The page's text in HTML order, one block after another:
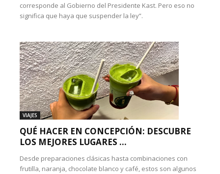
corresponde al Gobierno del Presidente Kast. Pero eso no
significa que haya que suspender la ley”.
VIAJES
QUÉ HACER EN CONCEPCIÓN: DESCUBRE
LOS MEJORES LUGARES ...
Desde preparaciones clásicas hasta combinaciones con
frutilla, naranja, chocolate blanco y café, estos son algunos